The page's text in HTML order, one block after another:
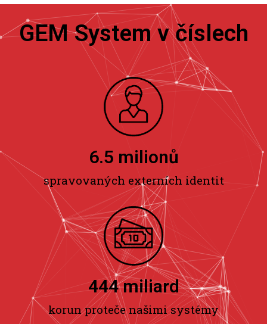
GEM System v číslech
spravovaných externích identit
6.5 milionů
korun proteče našimi systémy
445 miliard